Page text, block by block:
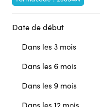
Date de début
Dans les 3 mois
Dans les 6 mois
Dans les 9 mois
Dans les 12 mois